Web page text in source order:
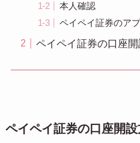
本人確認
ペイペイ証券のア
ペイペイ証券の口座
ペイペイ証券の口座開